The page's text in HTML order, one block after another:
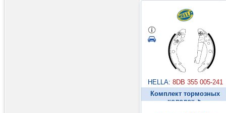
HELLA: 8DB 355 005-241
Комплект тормозных
колодок ►